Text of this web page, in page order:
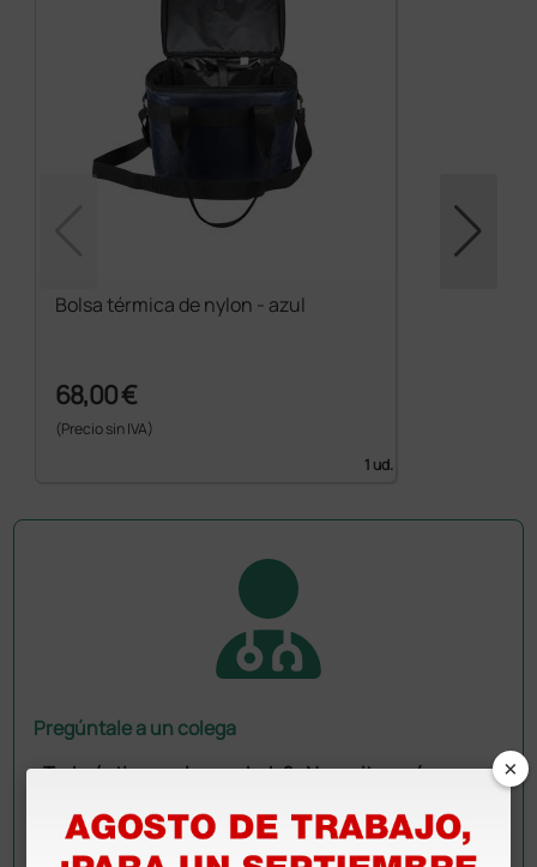
Bolsa térmica de nylon - azul
68,00 €
(Precio sin IVA)
1 ud.
Pregúntale a un colega
¿Todavía tienes alguna duda? ¿Necesitas más
Envía ahora mismo tu pregunta a los colegas que ya
han adquirido este producto.
×